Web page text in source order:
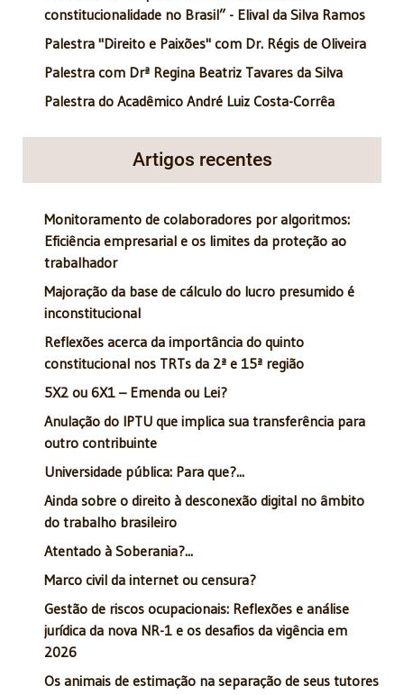
constitucionalidade no Brasil” - Elival da Silva Ramos
Palestra "Direito e Paixões" com Dr. Régis de Oliveira
Palestra com Drª Regina Beatriz Tavares da Silva
Palestra do Acadêmico André Luiz Costa-Corrêa
Artigos recentes
Monitoramento de colaboradores por algoritmos:
Eficiência empresarial e os limites da proteção ao
trabalhador
Majoração da base de cálculo do lucro presumido é
inconstitucional
Reflexões acerca da importância do quinto
constitucional nos TRTs da 2ª e 15ª região
5X2 ou 6X1 – Emenda ou Lei?
Anulação do IPTU que implica sua transferência para
outro contribuinte
Universidade pública: Para que?...
Ainda sobre o direito à desconexão digital no âmbito
do trabalho brasileiro
Atentado à Soberania?...
Marco civil da internet ou censura?
Gestão de riscos ocupacionais: Reflexões e análise
jurídica da nova NR-1 e os desafios da vigência em
2026
Os animais de estimação na separação de seus tutores